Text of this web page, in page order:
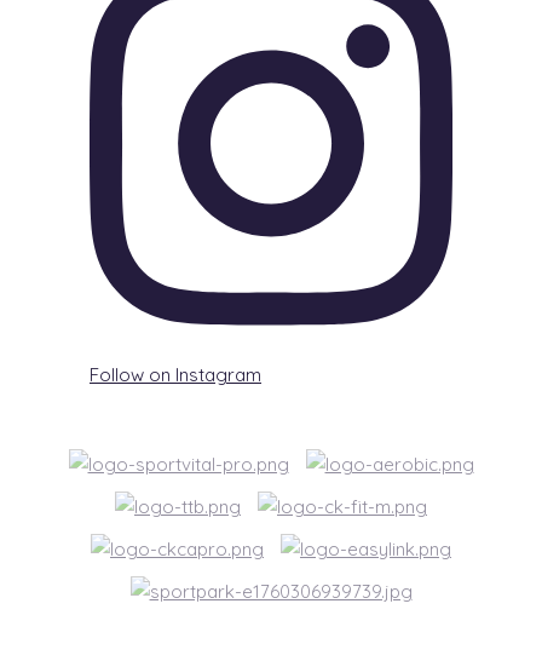
Follow on Instagram